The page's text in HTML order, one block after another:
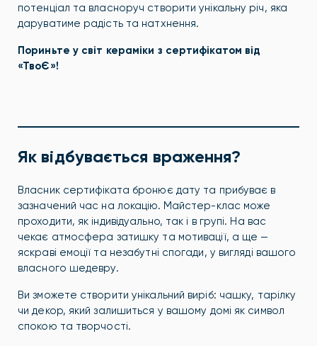
потенціал та власноруч створити унікальну річ, яка
даруватиме радість та натхнення.
Пориньте у світ кераміки з сертифікатом від
«ТвоЄ»!
Як відбувається враження?
Власник сертифіката бронює дату та прибуває в
зазначений час на локацію. Майстер-клас може
проходити, як індивідуально, так і в групі. На вас
чекає атмосфера затишку та мотивації, а ще —
яскраві емоції та незабутні спогади, у вигляді вашого
власного шедевру.
Ви зможете створити унікальний виріб: чашку, тарілку
чи декор, який залишиться у вашому домі як символ
спокою та творчості.